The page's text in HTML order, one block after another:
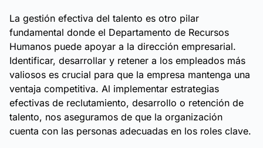
La gestión efectiva del talento es otro pilar
fundamental donde el Departamento de Recursos
Humanos puede apoyar a la dirección empresarial.
Identificar, desarrollar y retener a los empleados más
valiosos es crucial para que la empresa mantenga una
ventaja competitiva. Al implementar estrategias
efectivas de reclutamiento, desarrollo o retención de
talento, nos aseguramos de que la organización
cuenta con las personas adecuadas en los roles clave.